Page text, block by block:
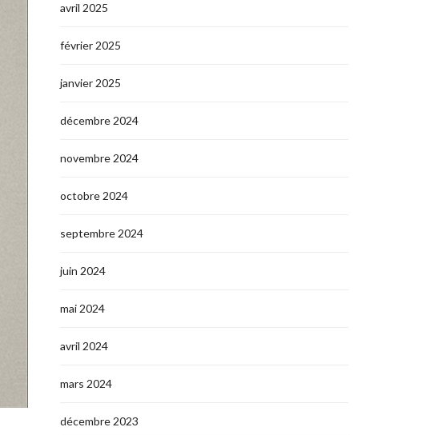
avril 2025
février 2025
janvier 2025
décembre 2024
novembre 2024
octobre 2024
septembre 2024
juin 2024
mai 2024
avril 2024
mars 2024
décembre 2023